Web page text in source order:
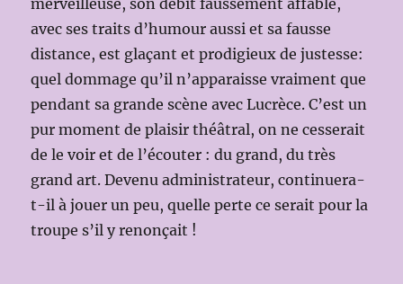
avec ses traits d’humour aussi et sa fausse
distance, est glaçant et prodigieux de justesse:
quel dommage qu’il n’apparaisse vraiment que
pendant sa grande scène avec Lucrèce. C’est un
pur moment de plaisir théâtral, on ne cesserait
de le voir et de l’écouter : du grand, du très
grand art. Devenu administrateur, continuera-
t-il à jouer un peu, quelle perte ce serait pour la
troupe s’il y renonçait !